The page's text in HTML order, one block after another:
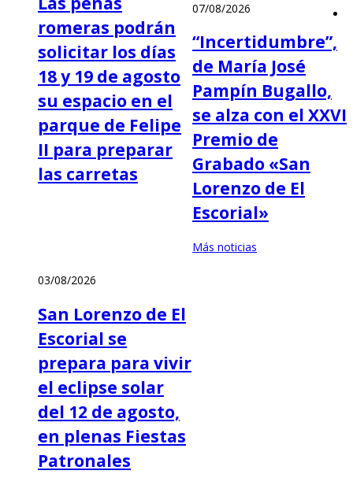
romeras podrán
solicitar los días
18 y 19 de agosto
su espacio en el
parque de Felipe
II para preparar
las carretas
07/08/2026
“Incertidumbre”,
de María José
Pampín Bugallo,
se alza con el XXVI
Premio de
Grabado «San
Lorenzo de El
Escorial»
03/08/2026
San Lorenzo de El
Escorial se
prepara para vivir
el eclipse solar
del 12 de agosto,
en plenas Fiestas
Patronales
Más noticias